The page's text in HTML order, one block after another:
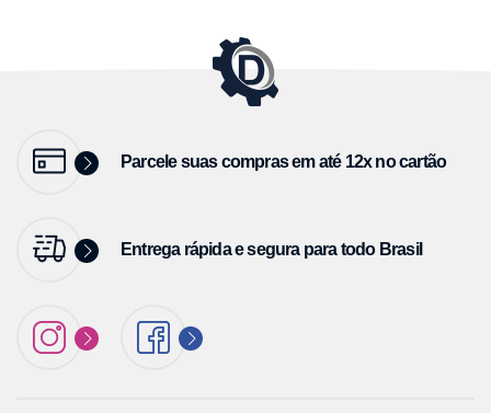
Parcele suas compras em até 12x no cartão
Entrega rápida e segura para todo Brasil